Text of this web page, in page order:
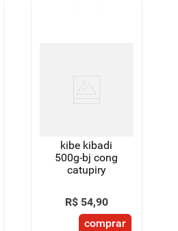
kibe kibadi
500g-bj cong
catupiry
R$ 54,90
comprar